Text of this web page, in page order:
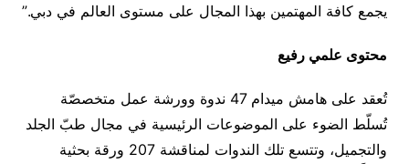
يجمع كافة المهتمين بهذا المجال على مستوى العالم في دبي.”
محتوى علمي رفيع
تُعقد على هامش ميدام 47 ندوة وورشة عمل متخصصّة
تُسلّط الضوء على الموضوعات الرئيسية في مجال طبّ الجلد
والتجميل، وتتسع تلك الندوات لمناقشة 207 ورقة بحثية